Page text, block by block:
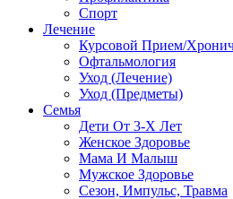
Спорт
Лечение
Курсовой Прием/
Офтальмология
Уход (Лечение)
Уход (Предметы)
Семья
Дети От 3-Х Лет
Женское Здоровье
Мама И Малыш
Мужское Здоровье
Сезон, Импульс, Травма